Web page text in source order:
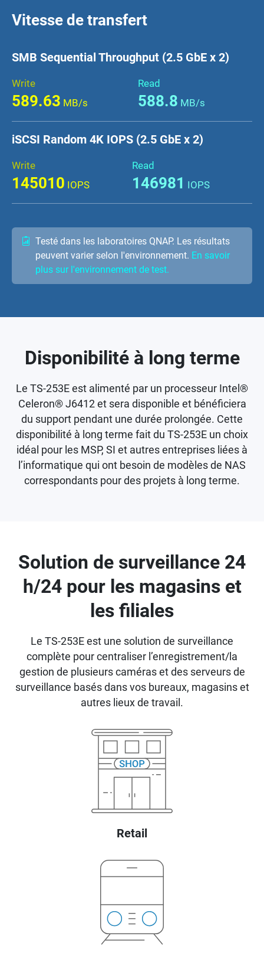
Vitesse de transfert
SMB Sequential Throughput (2.5 GbE x 2)
Write
589.63 MB/s
Read
588.8 MB/s
iSCSI Random 4K IOPS (2.5 GbE x 2)
Write
145010 IOPS
Read
146981 IOPS
Testé dans les laboratoires QNAP. Les résultats
peuvent varier selon l'environnement. En savoir
plus sur l'environnement de test.
Disponibilité à long terme
Le TS-253E est alimenté par un processeur Intel®
Celeron® J6412 et sera disponible et bénéficiera
du support pendant une durée prolongée. Cette
disponibilité à long terme fait du TS-253E un choix
idéal pour les MSP, SI et autres entreprises liées à
l’informatique qui ont besoin de modèles de NAS
correspondants pour des projets à long terme.
Solution de surveillance 24
h/24 pour les magasins et
les filiales
Le TS-253E est une solution de surveillance
complète pour centraliser l’enregistrement/la
gestion de plusieurs caméras et des serveurs de
surveillance basés dans vos bureaux, magasins et
autres lieux de travail.
Retail